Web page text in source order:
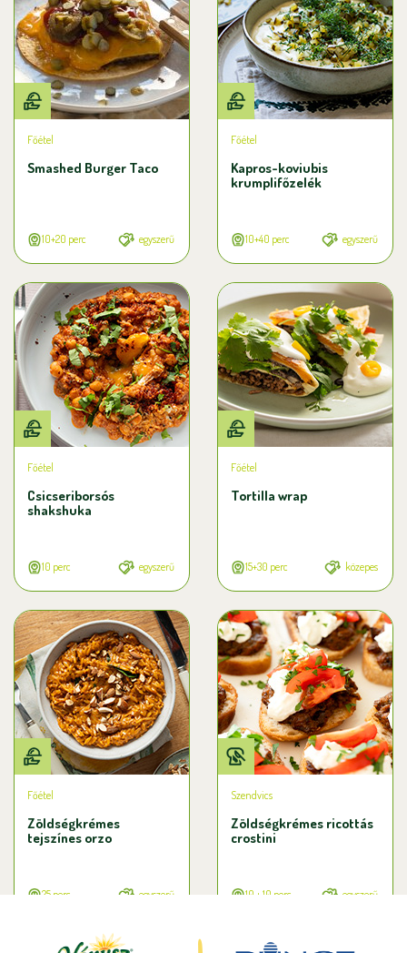
Főétel
Smashed Burger Taco
10+20 perc egyszerű
Főétel
Kapros-koviubis
krumplifőzelék
10+40 perc egyszerű
Főétel
Csicseriborsós
shakshuka
10 perc egyszerű
Főétel
Tortilla wrap
15+30 perc közepes
Főétel
Zöldségkrémes
tejszínes orzo
25 perc egyszerű
Szendvics
Zöldségkrémes ricottás
crostini
10 + 10 perc egyszerű